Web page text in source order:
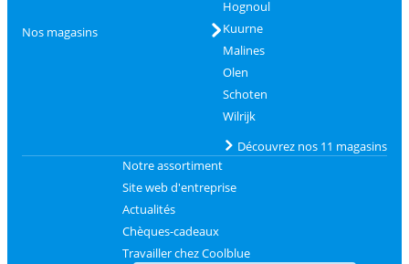
Nos magasins
Hognoul
Kuurne
Malines
Olen
Schoten
Wilrijk
Découvrez nos 11 magasins
Notre assortiment
Site web d'entreprise
Actualités
Chèques-cadeaux
Travailler chez Coolblue